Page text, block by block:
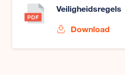
Veiligheidsregels
Download